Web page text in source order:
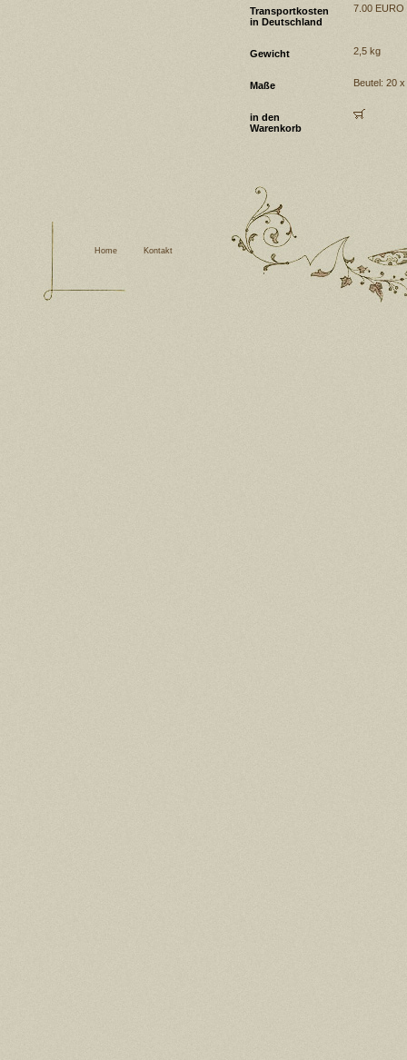
Transportkosten
in Deutschland
7.00 EURO
Gewicht 2,5 kg
Maße Beutel: 20
in den
Warenkorb
Home Kontakt